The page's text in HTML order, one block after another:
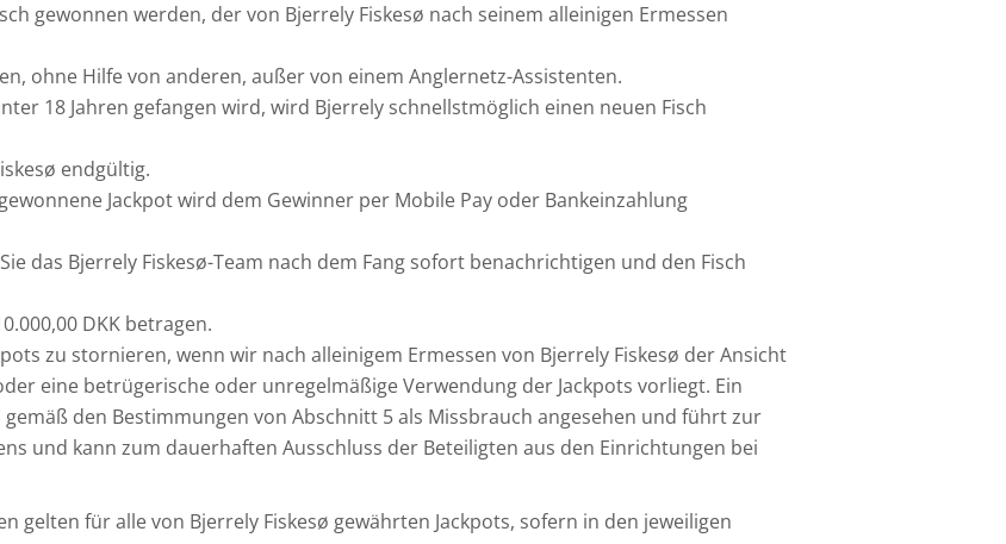
gewonnen werden, der von Bjerrely Fiskesø nach seinem alleinigen Ermessen
ohne Hilfe von anderen, außer von einem Anglernetz-Assistenten.
18 Jahren gefangen wird, wird Bjerrely schnellstmöglich einen neuen Fisch
endgültig.
Jackpot wird dem Gewinner per Mobile Pay oder Bankeinzahlung
das Bjerrely Fiskesø-Team nach dem Fang sofort benachrichtigen und den Fisch
DKK betragen.
zu stornieren, wenn wir nach alleinigem Ermessen von Bjerrely Fiskesø der Ansicht
eine betrügerische oder unregelmäßige Verwendung der Jackpots vorliegt. Ein
den Bestimmungen von Abschnitt 5 als Missbrauch angesehen und führt zur
und kann zum dauerhaften Ausschluss der Beteiligten aus den Einrichtungen bei
gelten für alle von Bjerrely Fiskesø gewährten Jackpots, sofern in den jeweiligen